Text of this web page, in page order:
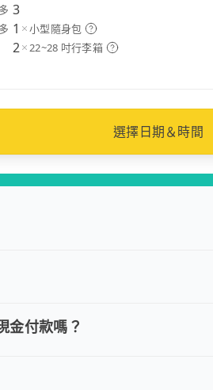
3
1 小型隨身包
2 22~28 吋行李箱
3
1 小型隨身包
2 22~28 吋行李箱
3
1 小型隨身包
2 22~28 吋行李箱
3
1 小型隨身包
2 22~28 吋行李箱
3
1 小型隨身包
2 22~28 吋行李箱
3
1 小型隨身包
2 22~28 吋行李箱
3
1 小型隨身包
2 22~28 吋行李箱
選擇日期＆時間
金付款嗎？